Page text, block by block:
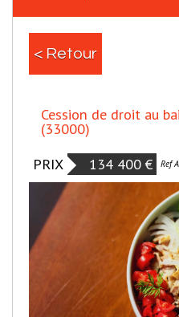
< Retour
Cession de droit au
(33000)
PRIX
134 400 € Ref